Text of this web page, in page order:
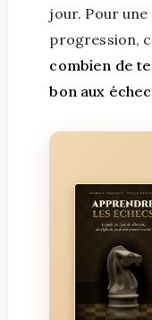
jour. Pour
progression,
combien de
bon aux